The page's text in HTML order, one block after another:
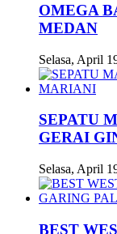
OMEGA
MEDAN
Selasa, April
SEPATU
GERAI
Selasa, April
BEST